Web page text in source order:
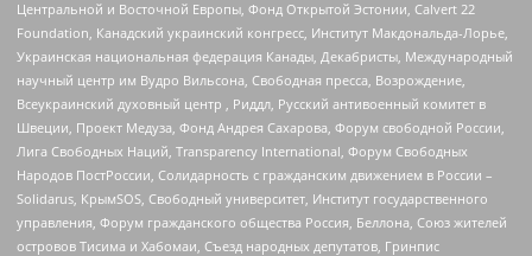
Центральной и Восточной Европы, Фонд Открытой Эстонии, Calvert 22
Foundation, Канадский украинский конгресс, Институт Макдональда-Лорье,
Украинская национальная федерация Канады, Декабристы, Международный
научный центр им Вудро Вильсона, Свободная пресса, Возрождение,
Всеукраинский духовный центр , Риддл, Русский антивоенный комитет в
Швеции, Проект Медуза, Фонд Андрея Сахарова, Форум свободной России,
Лига Свободных Наций, Transparеncy International, Форум Свободных
Народов ПостРоссии, Солидарность с гражданским движением в России –
Solidarus, КрымSOS, Свободный университет, Институт государственного
управления, Форум гражданского общества Россия, Беллона, Союз жителей
островов Тисима и Хабомаи, Съезд народных депутатов, Гринпис